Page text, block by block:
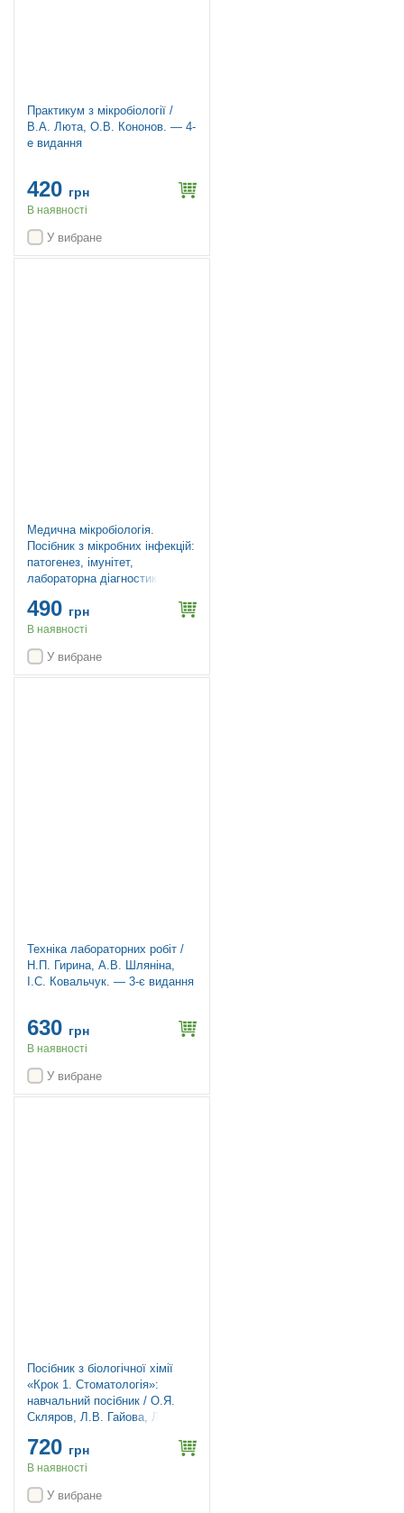
Практикум з мікробіології /
В.А. Люта, О.В. Кононов. — 4-
е видання
420 грн
В наявності
У вибране
Медична мікробіологія.
Посібник з мікробних інфекцій:
патогенез, імунітет,
лабораторна діагностика та
томах. Том 2 / Майкл Р.
Барер, Вілл Ірвінг, Ендрю
490 грн
В наявності
У вибране
Техніка лабораторних робіт /
Н.П. Гирина, А.В. Шляніна,
І.С. Ковальчук. — 3-є видання
630 грн
В наявності
У вибране
Посібник з біологічної хімії
«Крок 1. Стоматологія»:
навчальний посібник / О.Я.
Скляров, Л.В. Гайова, Л.В.
О.П. Хаврона, Т.І. Бондарчук
720 грн
В наявності
У вибране